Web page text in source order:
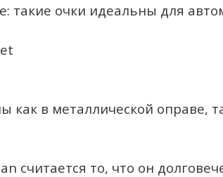
такие очки идеальны для
как в металлической оправе,
считается то, что он